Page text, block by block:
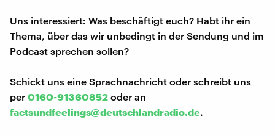
Uns interessiert: Was beschäftigt euch? Habt ihr ein
Thema, über das wir unbedingt in der Sendung und im
Podcast sprechen sollen?
Schickt uns eine Sprachnachricht oder schreibt uns
per 0160-91360852 oder an
factsundfeelings@deutschlandradio.de.